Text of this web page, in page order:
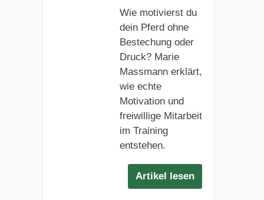
Wie motivierst du
dein Pferd ohne
Bestechung oder
Druck? Marie
Massmann erklärt,
wie echte
Motivation und
freiwillige Mitarbeit
im Training
entstehen.
Artikel lesen